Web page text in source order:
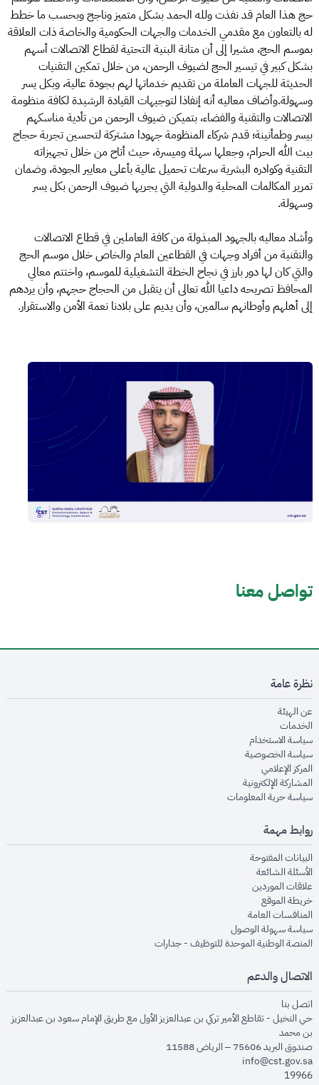
حج هذا العام قد نفذت ولله الحمد بشكل متميز وناجح وبحسب ما خطط
له بالتعاون مع مقدمي الخدمات والجهات الحكومية والخاصة ذات العلاقة
بموسم الحج، مشيرا إلى أن متانة البنية التحتية لقطاع الاتصالات أسهم
بشكل كبير في تيسير الحج لضيوف الرحمن، من خلال تمكين التقنيات
الحديثة للجهات العاملة من تقديم خدماتها لهم بجودة عالية، وبكل يسر
وسهولة.وأضاف معاليه أنه إنفاذا لتوجيهات القيادة الرشيدة لكافة منظومة
الاتصالات والتقنية والفضاء، بتميكن ضيوف الرحمن من تأدية مناسكهم
بيسر وطمأنينة؛ قدم شركاء المنظومة جهودا مشتركة لتحسين تجربة حجاج
بيت الله الحرام، وجعلها سهلة وميسرة، حيث أتاح من خلال تجهيزاته
التقنية وكوادره البشرية سرعات تحميل عالية بأعلى معايير الجودة، وضمان
تمرير المكالمات المحلية والدولية التي يجريها ضيوف الرحمن بكل يسر
وسهولة.
وأشاد معاليه بالجهود المبذولة من كافة العاملين في قطاع الاتصالات
والتقنية من أفراد وجهات في القطاعين العام والخاص خلال موسم الحج
والتي كان لها دور بارز في نجاح الخطة التشغيلية للموسم، واختتم معالي
المحافظ تصريحه داعيا الله تعالى أن يتقبل من الحجاج حجهم، وأن يردهم
إلى أهلهم وأوطانهم سالمين، وأن يديم على بلادنا نعمة الأمن والاستقرار.
تواصل معنا
نظرة عامة
عن الهيئةopens in new window
الخدماتopens in new window
سياسة الاستخدام
سياسة الخصوصيةopens in new window
المركز الإعلاميopens in new window
المشاركة الإلكترونيةopens in new window
سياسة حرية المعلوماتopens in new window
روابط مهمة
البيانات المفتوحةopens in new window
الأسئلة الشائعةopens in new window
علاقات الموردينopens in new window
خريطة الموقعopens in new window
المنافسات العامةopens in new window
سياسة سهولة الوصولopens in new window
المنصة الوطنية الموحدة للتوظيف - جداراتopens in new window
الاتصال والدعم
اتصل بنا
حي النخيل - تقاطع الأمير تركي بن عبدالعزيز الأول مع طريق الإمام سعود بن عبدالعزيز
بن محمد
صندوق البريد 75606 – الرياض 11588
info@cst.gov.sa
19966